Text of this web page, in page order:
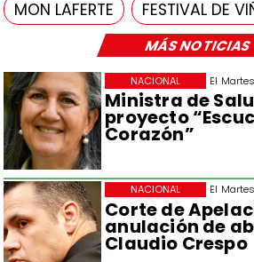
MÁS NOTICIAS
El
Ministra de
proyecto
Corazón”
NACIONAL
El
Corte de
anulación de
Claudio Crespo
NACIONAL
MON LAFERTE FESTIVAL DE